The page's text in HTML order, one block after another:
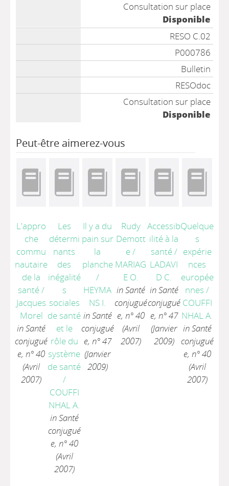
Consultation sur place
Disponible
RESO C.02
P000786
Bulletin
RESOdoc
Consultation sur place
Disponible
Peut-être aimerez-vous
L'appro
che
commu
nautaire
de la
santé/
Jacques
Morel
in Santé
conjugué
e, n° 40
(Avril
2007)
Les
détermi
nants
des
inégalité
s
sociales
de santé
et le
rôle du
système
de santé
/
COUFFI
NHAL A.
in Santé
conjugué
e, n° 40
(Avril
2007)
Il y a du
pain sur
la
planche
/
HEYMA
NS I.
in Santé
conjugué
e, n° 47
(Janvier
2009)
Rudy
Demott
e/
MARIAG
E O.
in Santé
conjugué
e, n° 40
(Avril
2007)
Accessib
ilité à la
santé/
LADAVI
D C.
in Santé
conjugué
e, n° 47
(Janvier
2009)
Quelque
s
expérie
nces
europée
nnes /
COUFFI
NHAL A.
in Santé
conjugué
e, n° 40
(Avril
2007)